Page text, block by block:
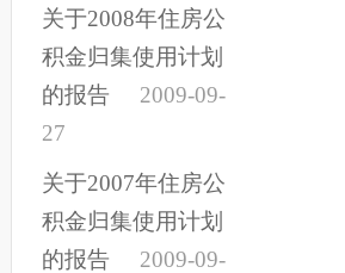
关于2008年住房公
积金归集使用计划
的报告
2009-09-
27
关于2007年住房公
积金归集使用计划
的报告
2009-09-